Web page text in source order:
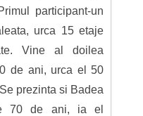
participant-un
urca 15 etaje
Vine al doilea
de ani, urca el 50
prezinta si Badea
70 de ani, ia el